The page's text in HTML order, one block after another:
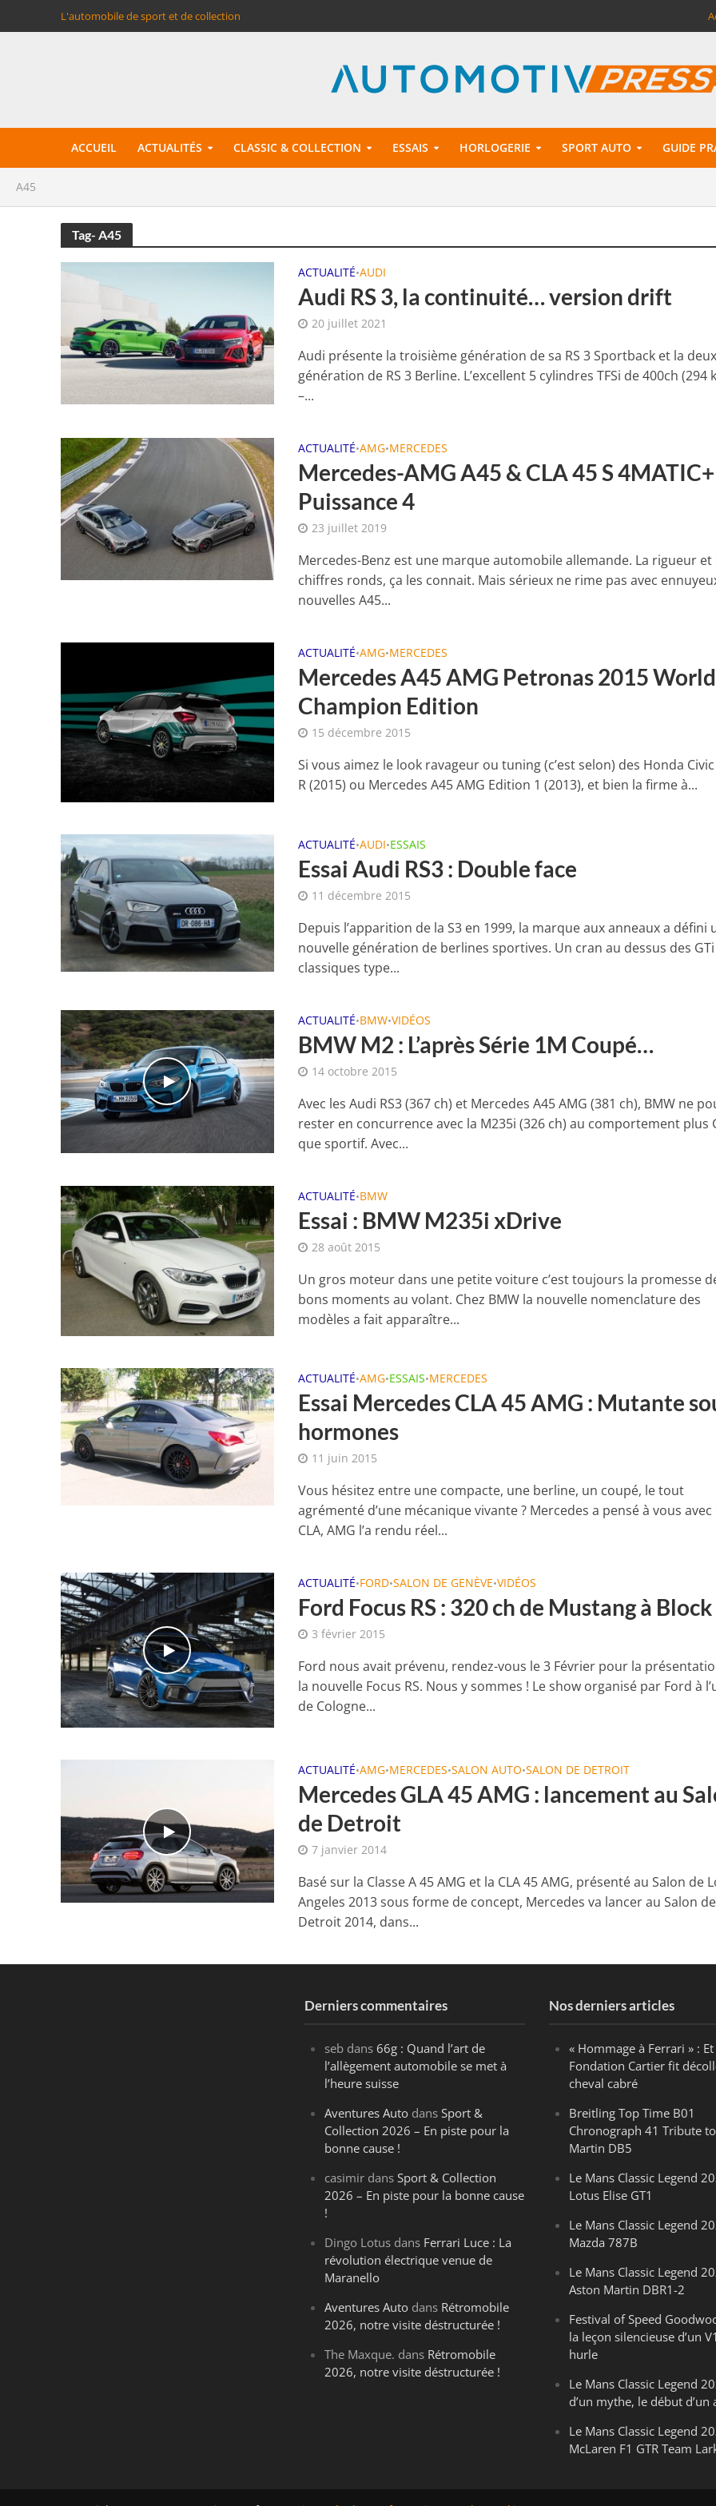
L'automobile de sport et de collection
ACCUEIL ACTUALITÉS CLASSIC & COLLECTION ESSAIS HORLOGERIE SPORT AUTO GUIDE
A45
Tag- A45
ACTUALITÉ•AUDI
Audi RS 3, la continuité… version drift
20 juillet 2021
Audi présente la troisième génération de sa RS 3 Sportback et la
génération de RS 3 Berline. L’excellent 5 cylindres TFSi de 400ch (294
–...
ACTUALITÉ•AMG•MERCEDES
Mercedes-AMG A45 & CLA 45 S
Puissance 4
23 juillet 2019
Mercedes-Benz est une marque automobile allemande. La rigueur et
chiffres ronds, ça les connait. Mais sérieux ne rime pas avec
nouvelles A45...
ACTUALITÉ•AMG•MERCEDES
Mercedes A45 AMG Petronas 2015 World
Champion Edition
15 décembre 2015
Si vous aimez le look ravageur ou tuning (c’est selon) des Honda
R (2015) ou Mercedes A45 AMG Edition 1 (2013), et bien la firme à...
ACTUALITÉ•AUDI•ESSAIS
Essai Audi RS3 : Double face
11 décembre 2015
Depuis l’apparition de la S3 en 1999, la marque aux anneaux a défini
nouvelle génération de berlines sportives. Un cran au dessus des GTi
classiques type...
ACTUALITÉ•BMW•VIDÉOS
BMW M2 : L’après Série 1M Coupé…
14 octobre 2015
Avec les Audi RS3 (367 ch) et Mercedes A45 AMG (381 ch), BMW ne
rester en concurrence avec la M235i (326 ch) au comportement plus
que sportif. Avec...
ACTUALITÉ•BMW
Essai : BMW M235i xDrive
28 août 2015
Un gros moteur dans une petite voiture c’est toujours la promesse
bons moments au volant. Chez BMW la nouvelle nomenclature des
modèles a fait apparaître...
ACTUALITÉ•AMG•ESSAIS•MERCEDES
Essai Mercedes CLA 45 AMG : Mutante
hormones
11 juin 2015
Vous hésitez entre une compacte, une berline, un coupé, le tout
agrémenté d’une mécanique vivante ? Mercedes a pensé à vous avec
CLA, AMG l’a rendu réel...
ACTUALITÉ•FORD•SALON DE GENÈVE•VIDÉOS
Ford Focus RS : 320 ch de Mustang à Block
3 février 2015
Ford nous avait prévenu, rendez-vous le 3 Février pour la
la nouvelle Focus RS. Nous y sommes ! Le show organisé par Ford à
de Cologne...
ACTUALITÉ•AMG•MERCEDES•SALON AUTO•SALON DE DETROIT
Mercedes GLA 45 AMG : lancement au
de Detroit
7 janvier 2014
Basé sur la Classe A 45 AMG et la CLA 45 AMG, présenté au Salon de
Angeles 2013 sous forme de concept, Mercedes va lancer au Salon de
Detroit 2014, dans...
Derniers commentaires
seb dans66g : Quand l’art de
l’allègement automobile se met à
l’heure suisse
Aventures Auto dansSport &
Collection 2026 – En piste pour la
bonne cause !
casimir dansSport & Collection
2026 – En piste pour la bonne cause
!
Dingo Lotus dans Ferrari Luce : La
révolution électrique venue de
Maranello
Aventures Auto dans Rétromobile
2026, notre visite déstructurée !
The Maxque. dans Rétromobile
2026, notre visite déstructurée !
Nos derniers articles
« Hommage à Ferrari » : Et
Fondation Cartier fit
cheval cabré
Breitling Top Time B01
Chronograph 41 Tribute
Martin DB5
Le Mans Classic Legend
Lotus Elise GT1
Le Mans Classic Legend
Mazda 787B
Le Mans Classic Legend
Aston Martin DBR1-2
Festival of Speed
la leçon silencieuse d’un
hurle
Le Mans Classic Legend
d’un mythe, le début d’un
Le Mans Classic Legend
McLaren F1 GTR Team